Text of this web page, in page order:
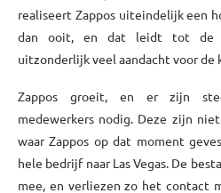
realiseert Zappos uiteindelijk een
dan ooit, en dat leidt tot de
uitzonderlijk veel aandacht voor de
Zappos groeit, en er zijn
medewerkers nodig. Deze zijn
waar Zappos op dat moment
hele bedrijf naar Las Vegas. De
mee, en verliezen zo het contact